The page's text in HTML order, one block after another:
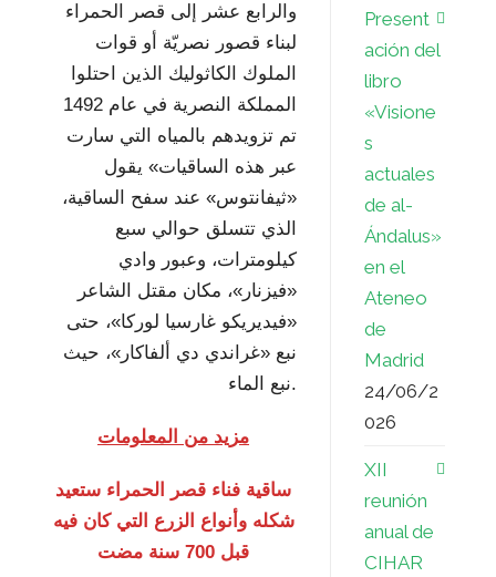
والرابع عشر إلى قصر الحمراء
لبناء قصور نصريّة أو قوات
الملوك الكاثوليك الذين احتلوا
المملكة النصرية في عام 1492
تم تزويدهم بالمياه التي سارت
عبر هذه الساقيات» يقول
«ثيفانتوس» عند سفح الساقية،
الذي تتسلق حوالي سبع
كيلومترات، وعبور وادي
«فيزنار»، مكان مقتل الشاعر
«فيديريكو غارسيا لوركا»، حتى
نبع «غراندي دي ألفاكار»، حيث
نبع الماء.
مزيد من المعلومات
ساقية فناء قصر الحمراء ستعيد
شكله وأنواع الزرع التي كان فيه
قبل 700 سنة مضت
Present
ación del
libro
«Visione
s
actuales
de al-
Ándalus»
en el
Ateneo
de
Madrid
24/06/2
026
XII
reunión
anual de
CIHAR